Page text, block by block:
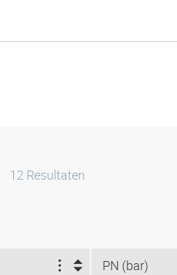
12 Resultaten
PN (bar)